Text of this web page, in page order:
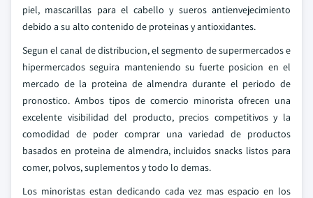
piel, mascarillas para el cabello y sueros antienvejecimiento
debido a su alto contenido de proteinas y antioxidantes.
Segun el canal de distribucion, el segmento de supermercados e
hipermercados seguira manteniendo su fuerte posicion en el
mercado de la proteina de almendra durante el periodo de
pronostico. Ambos tipos de comercio minorista ofrecen una
excelente visibilidad del producto, precios competitivos y la
comodidad de poder comprar una variedad de productos
basados en proteina de almendra, incluidos snacks listos para
comer, polvos, suplementos y todo lo demas.
Los minoristas estan dedicando cada vez mas espacio en los